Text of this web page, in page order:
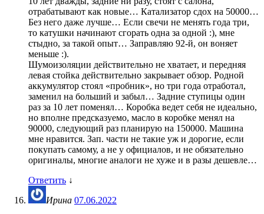
отрабатывают как новые… Катализатор сдох на 50000…
Без него даже лучше… Если свечи не менять года три,
то катушки начинают сгорать одна за одной :), мне
стыдно, за такой опыт… Заправляю 92-й, он воняет
меньше :).
Шумоизоляции действительно не хватает, и передняя
левая стойка действительно закрывает обзор. Родной
аккумулятор стоял «пробник», но три года отработал,
заменил на больший и забыл… Задние ступицы один
раз за 10 лет поменял… Коробка ведет себя не идеально,
но вполне предсказуемо, масло в коробке менял на
90000, следующий раз планирую на 150000. Машина
мне нравится. Зап. части не такие уж и дорогие, если
покупать самому, а не у официалов, и не обязательно
оригиналы, многие аналоги не хуже и в разы дешевле…
Ответить ↓
Ирина 07.06.2022